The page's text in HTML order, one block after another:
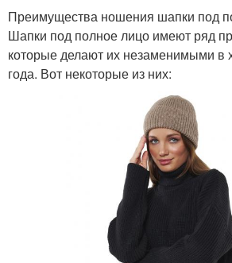
Преимущества ношения шапки под
Шапки под полное лицо имеют ряд
которые делают их незаменимыми в
года. Вот некоторые из них: